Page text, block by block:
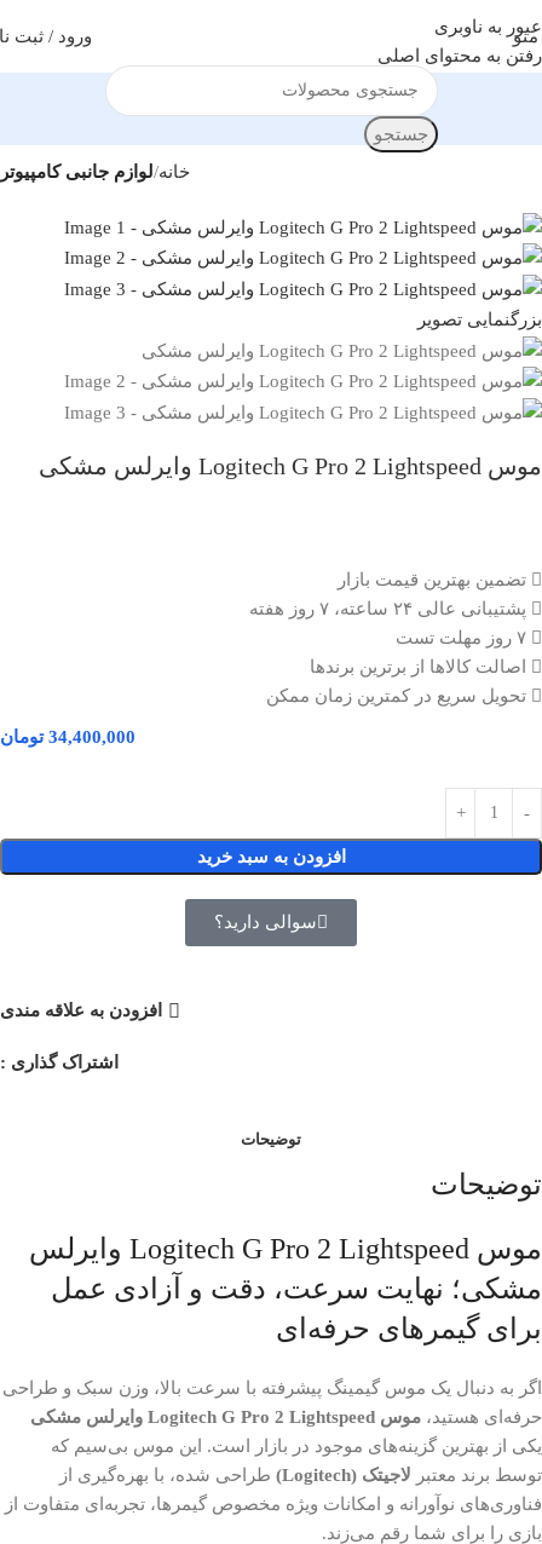
عبور به ناوبری
رفتن به محتوای اصلی
منو ورود / ثبت
جستجو
خانه لوازم جانبی کامپیوتر
بزرگنمایی تصویر
موس Logitech G Pro 2 Lightspeed وایرلس مشکی
تضمین بهترین قیمت بازار
پشتیبانی عالی ۲۴ ساعته، ۷ روز هفته
۷ روز مهلت تست
اصالت کالاها از برترین برندها
تحویل سریع در کمترین زمان ممکن
34,400,000 تومان
افزودن به سبد خرید
سوالی دارید؟
افزودن به علاقه مندی
اشتراک گذاری :
توضیحات
توضیحات
موس Logitech G Pro 2 Lightspeed وایرلس
مشکی؛ نهایت سرعت، دقت و آزادی عمل
برای گیمرهای حرفه‌ای
اگر به دنبال یک موس گیمینگ پیشرفته با سرعت بالا، وزن سبک و طراحی
حرفه‌ای هستید، موس Logitech G Pro 2 Lightspeed وایرلس مشکی
یکی از بهترین گزینه‌های موجود در بازار است. این موس بی‌سیم که
توسط برند معتبر لاجیتک (Logitech)
طراحی شده، با بهره‌گیری از
فناوری‌های نوآورانه و امکانات ویژه مخصوص گیمرها، تجربه‌ای متفاوت از
بازی را برای شما رقم می‌زند.